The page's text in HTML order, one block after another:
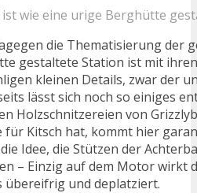
wie eine urige Berghütte
die Thematisierung der
gestaltete Station ist mit
kleinen Details, zwar der
lässt sich noch so einiges
Holzschnitzereien von
für Kitsch hat, kommt hier
Idee, die Stützen der
– Einzig auf dem Motor wirkt
übereifrig und deplatziert.